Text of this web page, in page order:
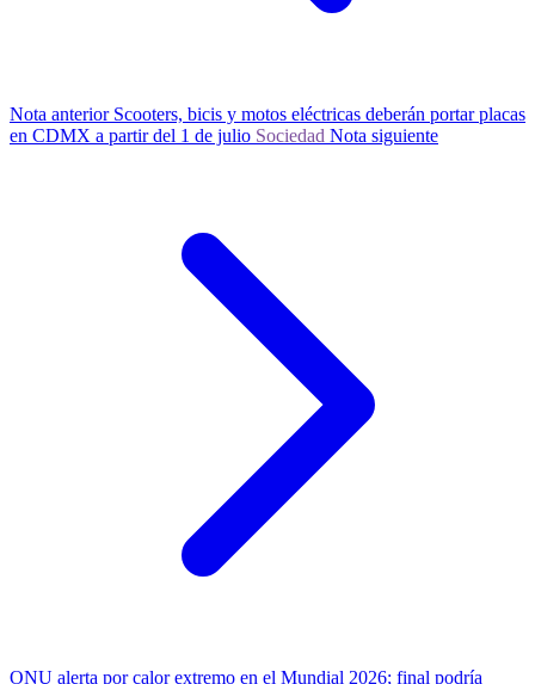
Nota anterior Scooters, bicis y motos eléctricas deberán portar placas
en CDMX a partir del 1 de julio Sociedad Nota siguiente
ONU alerta por calor extremo en el Mundial 2026; final podría